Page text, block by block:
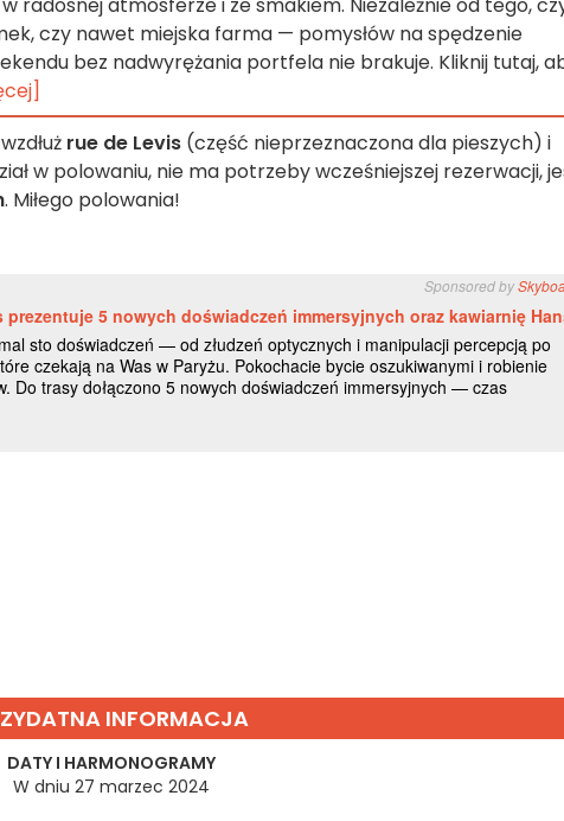
czy nawet miejska farma — pomysłów na spędzenie
bez nadwyrężania portfela nie brakuje. Kliknij tutaj,
rue de Levis (część nieprzeznaczona dla pieszych) i
w polowaniu, nie ma potrzeby wcześniejszej rezerwacji,
. Miłego polowania!
INFORMACJA
DATY I HARMONOGRAMY
W dniu 27 marzec 2024